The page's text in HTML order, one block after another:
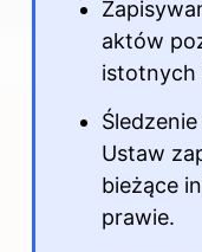
aktów
istotnych
Ustaw
bieżące
prawie.